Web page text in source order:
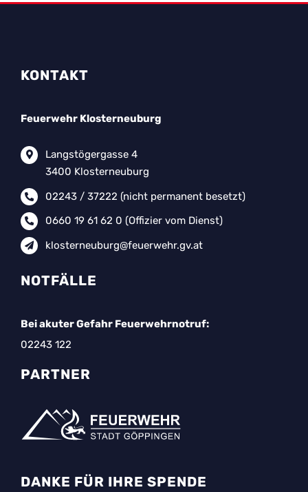
KONTAKT
Feuerwehr Klosterneuburg
Langstögergasse 4
3400 Klosterneuburg
02243 / 37222 (nicht permanent besetzt)
0660 19 61 62 0 (Offizier vom Dienst)
klosterneuburg@feuerwehr.gv.at
NOTFÄLLE
Bei akuter Gefahr Feuerwehrnotruf:
02243 122
PARTNER
DANKE FÜR IHRE SPENDE